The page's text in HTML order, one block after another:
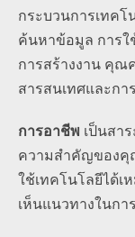
กระบวนการเทคโ
ค้นหาข้อมูล การใ
การสร้างงาน คุณ
สารสนเทศและกา
การอาชีพ เป็นสา
ความสำคัญของคุ
ใช้เทคโนโลยีได้
เห็นแนวทางในก